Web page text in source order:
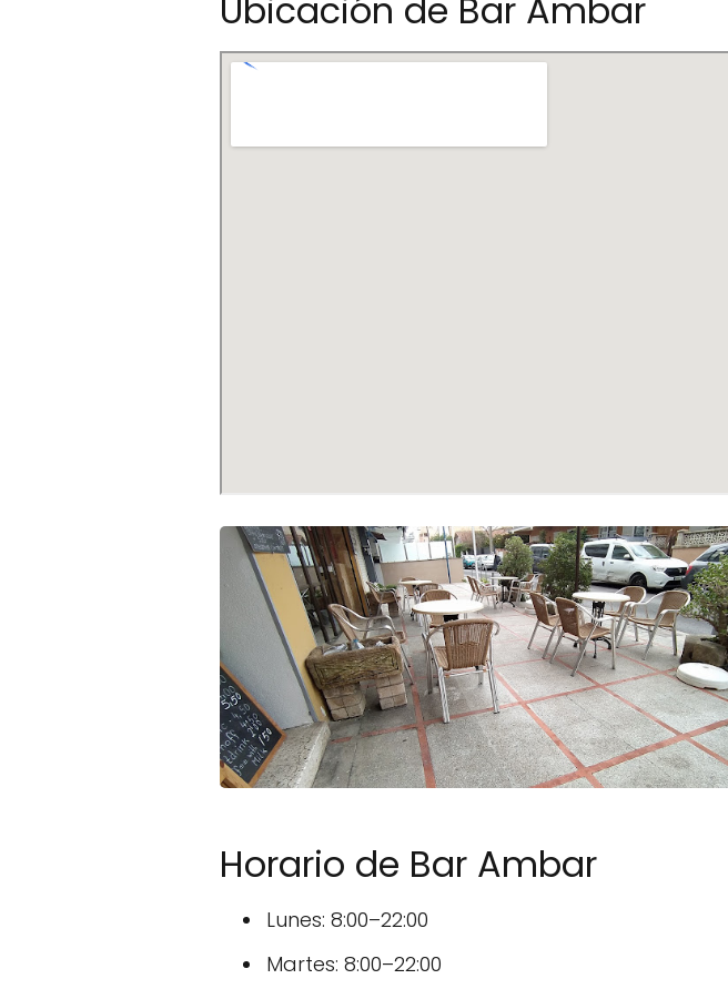
Ubicación de Bar Ambar
Horario de Bar Ambar
Lunes: 8:00–22:00
Martes: 8:00–22:00